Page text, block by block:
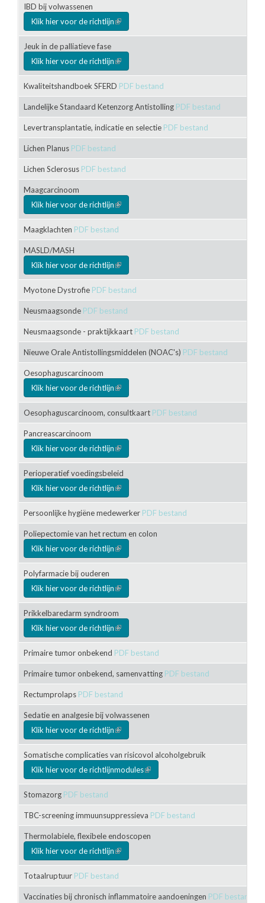
IBD bij volwassenen
Klik hier voor de richtlijn(link is external)
Jeuk in de palliatieve fase
Klik hier voor de richtlijn(link is external)
Kwaliteitshandboek SFERD PDF bestand
Landelijke Standaard Ketenzorg Antistolling PDF bestand
Levertransplantatie, indicatie en selectie PDF bestand
Lichen Planus PDF bestand
Lichen Sclerosus PDF bestand
Maagcarcinoom
Klik hier voor de richtlijn(link is external)
Maagklachten PDF bestand
MASLD/MASH
Klik hier voor de richtlijn(link is external)
Myotone Dystrofie PDF bestand
Neusmaagsonde PDF bestand
Neusmaagsonde - praktijkkaart PDF bestand
Nieuwe Orale Antistollingsmiddelen (NOAC's) PDF bestand
Oesophaguscarcinoom
Klik hier voor de richtlijn(link is external)
Oesophaguscarcinoom, consultkaart PDF bestand
Pancreascarcinoom
Klik hier voor de richtlijn(link is external)
Perioperatief voedingsbeleid
Klik hier voor de richtlijn(link is external)
Persoonlijke hygiëne medewerker PDF bestand
Poliepectomie van het rectum en colon
Klik hier voor de richtlijn(link is external)
Polyfarmacie bij ouderen
Klik hier voor de richtlijn(link is external)
Prikkelbaredarm syndroom
Klik hier voor de richtlijn(link is external)
Primaire tumor onbekend PDF bestand
Primaire tumor onbekend, samenvatting PDF bestand
Rectumprolaps PDF bestand
Sedatie en analgesie bij volwassenen
Klik hier voor de richtlijn(link is external)
Somatische complicaties van risicovol alcoholgebruik
Klik hier voor de richtlijnmodules(link is external)
Stomazorg PDF bestand
TBC-screening immuunsuppressieva PDF bestand
Thermolabiele, flexibele endoscopen
Klik hier voor de richtlijn(link is external)
Totaalruptuur PDF bestand
Vaccinaties bij chronisch inflammatoire aandoeningen PDF bestand